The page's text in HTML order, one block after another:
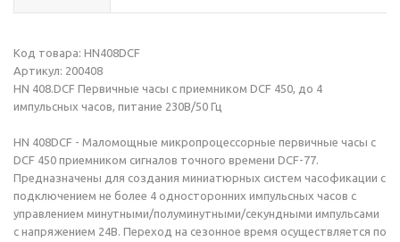
Код товара: HN408DCF
Артикул: 200408
HN 408.DCF Первичные часы с приемником DCF 450, до 4
импульсных часов, питание 230В/50 Гц
HN 408DCF - Маломощные микропроцессорные первичные часы с
DCF 450 приемником сигналов точного времени DCF-77.
Предназначены для создания миниатюрных систем часофикации с
подключением не более 4 односторонних импульсных часов с
управлением минутными/полуминутными/секундными импульсами
с напряжением 24В. Переход на сезонное время осуществляется по